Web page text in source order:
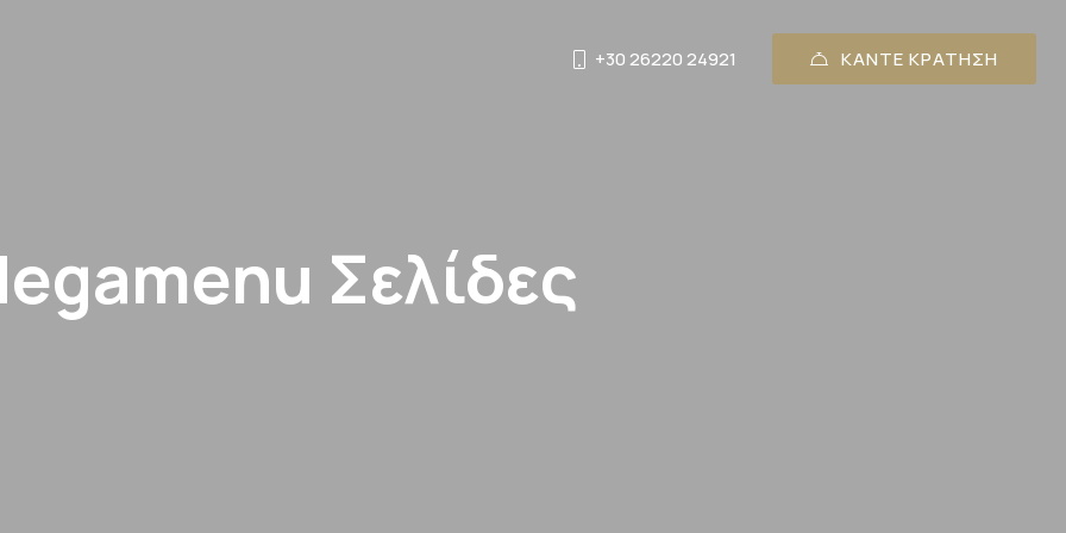
+30 26220 24921 ΚΑΝΤΕ ΚΡΑΤΗΣΗ
Σελίδες